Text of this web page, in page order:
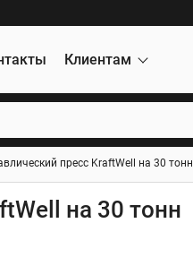
Клиентам
пресс KraftWell на 30 тонн
на 30 тонн